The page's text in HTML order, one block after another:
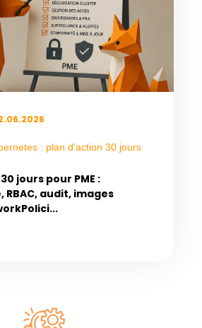
: plan d’action 30 jours
jours pour PME :
audit, images